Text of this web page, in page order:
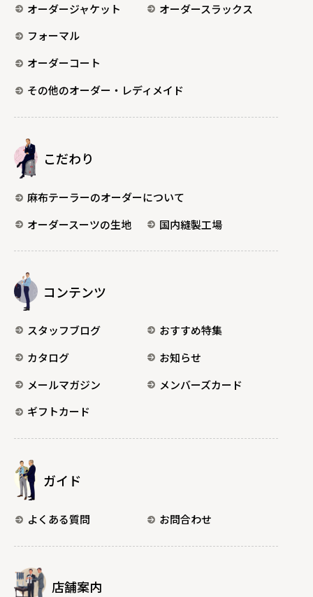
オーダージャケット
オーダースラックス
フォーマル
オーダーコート
その他のオーダー・レディメイド
こだわり
麻布テーラーのオーダーについて
オーダースーツの生地
国内縫製工場
コンテンツ
スタッフブログ
おすすめ特集
カタログ
お知らせ
メールマガジン
メンバーズカード
ギフトカード
ガイド
よくある質問 お問合わせ
店舗案内